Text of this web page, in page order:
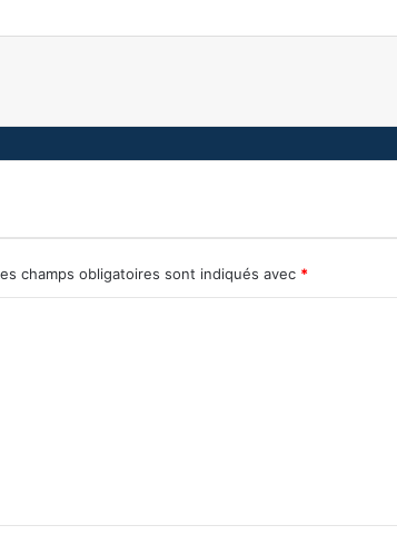
champs obligatoires sont indiqués avec *